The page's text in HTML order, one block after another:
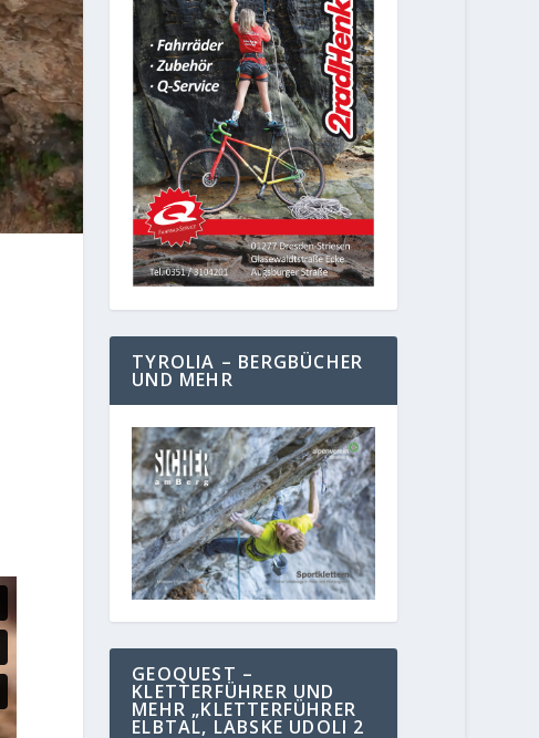
TYROLIA – BERGBÜCHER
UND MEHR
GEOQUEST –
KLETTERFÜHRER UND
MEHR „KLETTERFÜHRER
ELBTAL, LABSKE UDOLI 2